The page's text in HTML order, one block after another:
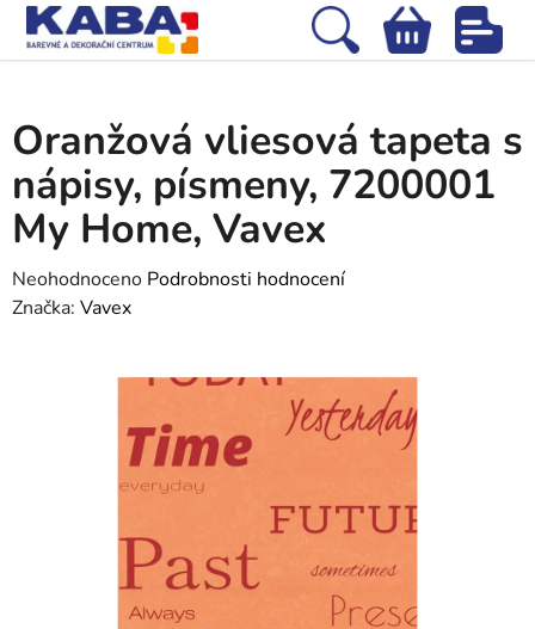
Přejít
obsah
Hledat
NÁKUPNÍ
Oranžová vliesová tapeta s
nápisy, písmeny, 7200001
My Home, Vavex
Průměrné
hodnocení
Neohodnoceno Podrobnosti hodnocení
Značka: Vavex